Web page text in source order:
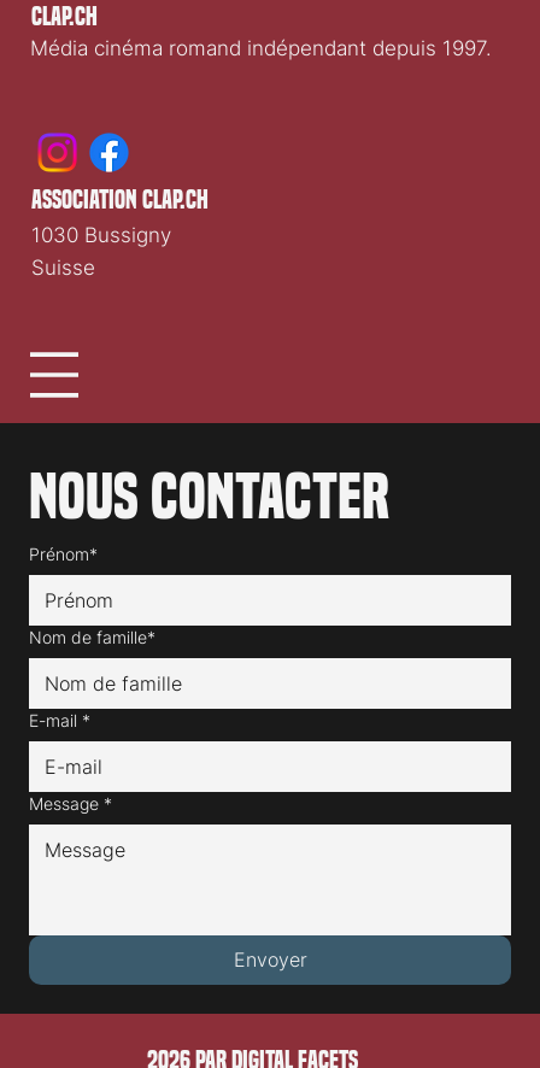
Clap.ch
Média cinéma romand indépendant depuis 1997.
Nous contacter
Prénom*
Nom de famille*
E-mail *
Message *
Envoyer
association clap.ch
1030 Bussigny
Suisse
2026 PAR DIGITAL FACETS